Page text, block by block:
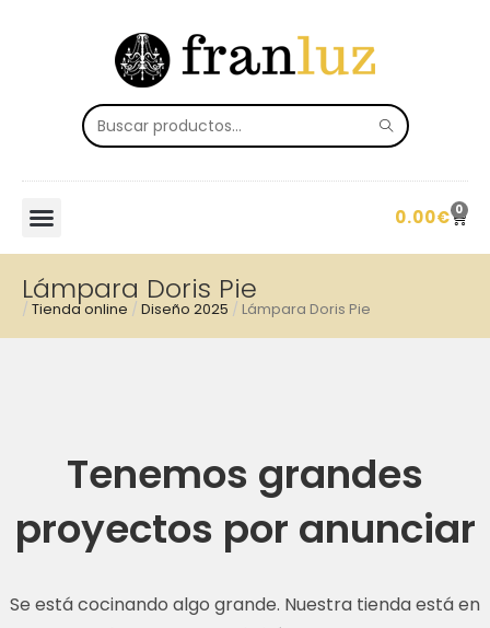
0.00€ 0
Lámpara Doris Pie
/ Tienda online / Diseño 2025 / Lámpara Doris Pie
Tenemos grandes
proyectos por anunciar
Se está cocinando algo grande. Nuestra tienda está en